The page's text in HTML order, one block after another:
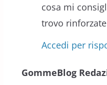
cosa mi
trovo rinforzate
Accedi per
GommeBlog